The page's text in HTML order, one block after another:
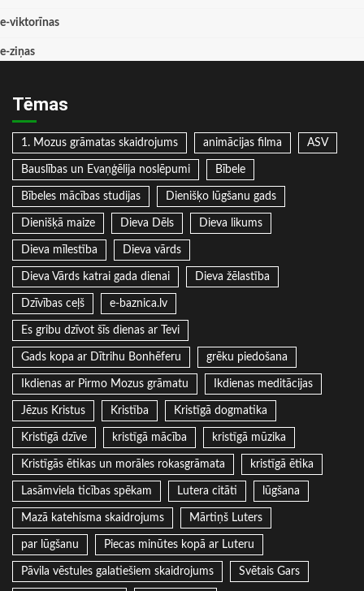
e-viktorīnas
e-ziņas
Tēmas
1. Mozus grāmatas skaidrojums animācijas filma ASV
Bauslības un Evaņģēlija noslēpumi Bībele
Bībeles mācības studijas Dienišķo lūgšanu gads
Dienišķā maize Dieva Dēls Dieva likums
Dieva mīlestība Dieva vārds
Dieva Vārds katrai gada dienai Dieva žēlastība
Dzīvības ceļš e-baznica.lv
Es gribu dzīvot šīs dienas ar Tevi
Gads kopa ar Dītrihu Bonhēferu grēku piedošana
Ikdienas ar Pirmo Mozus grāmatu Ikdienas meditācijas
Jēzus Kristus Kristība Kristīgā dogmatika
Kristīgā dzīve kristīgā mācība kristīgā mūzika
Kristīgās ētikas un morāles rokasgrāmata kristīgā ētika
Lasāmviela ticības spēkam Lutera citāti lūgšana
Mazā katehisma skaidrojums Mārtiņš Luters
par lūgšanu Piecas minūtes kopā ar Luteru
Pāvila vēstules galatiešiem skaidrojums Svētais Gars